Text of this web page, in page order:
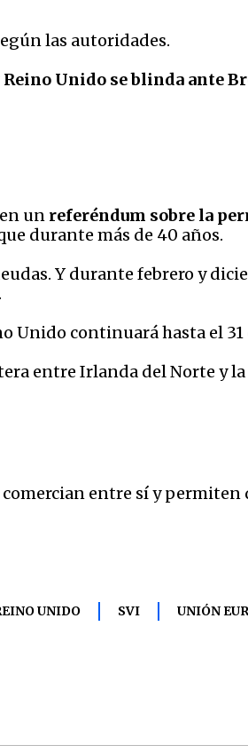
las autoridades.
Unido se blinda ante
un referéndum sobre la
durante más de 40 años.
Y durante febrero y
Unido continuará hasta el
entre Irlanda del Norte y
entre sí y
UNIDO SVI UNIÓN